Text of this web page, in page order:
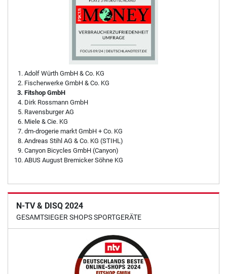
Adolf Würth GmbH & Co. KG
Fischerwerke GmbH & Co. KG
Fitshop GmbH
Dirk Rossmann GmbH
Ravensburger AG
Miele & Cie. KG
dm-drogerie markt GmbH + Co. KG
Andreas Stihl AG & Co. KG (STIHL)
Canyon Bicycles GmbH (Canyon)
ABUS August Bremicker Söhne KG
N-TV & DISQ 2024
GESAMTSIEGER SHOPS SPORTGERÄTE